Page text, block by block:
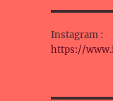
Instagram :
https://